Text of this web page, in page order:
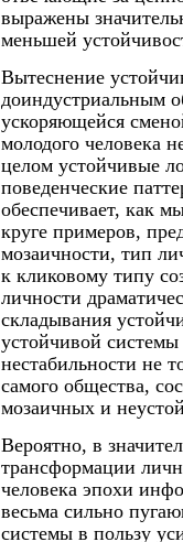
выражены
меньшей
Вытеснение
доиндустриальным
ускоряющейся
молодого человека
целом устойчивые
поведенческие
обеспечивает, как
круге примеров,
мозаичности, тип
к кликовому типу
личности
складывания
устойчивой
нестабильности не
самого общества,
мозаичных и
Вероятно, в
трансформации
человека эпохи
весьма сильно
системы в пользу